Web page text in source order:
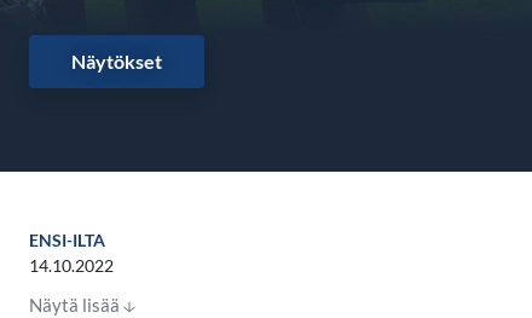
Näytökset
ENSI-ILTA
14.10.2022
Näytä lisää